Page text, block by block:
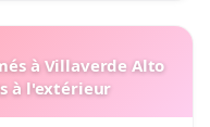
à Villaverde Alto
à l'extérieur